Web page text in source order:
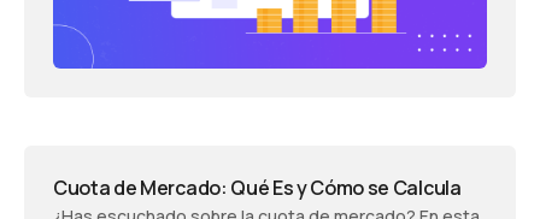
Cuota de Mercado: Qué Es y Cómo se Calcula